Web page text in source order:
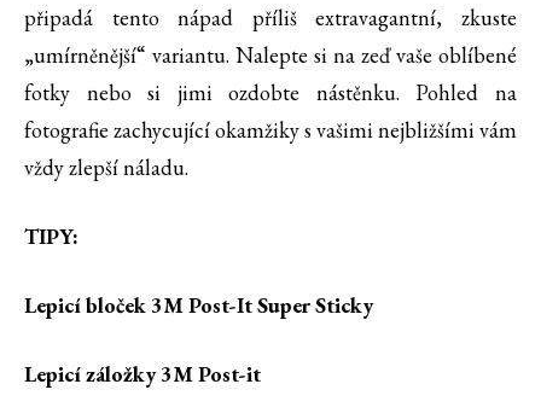
připadá tento nápad příliš extravagantní, zkuste
„umírněnější“ variantu. Nalepte si na zeď vaše oblíbené
fotky nebo si jimi ozdobte nástěnku. Pohled na
fotografie zachycující okamžiky s vašimi nejbližšími vám
vždy zlepší náladu.
TIPY:
Lepicí bloček 3M Post-It Super Sticky
Lepicí záložky 3M Post-it